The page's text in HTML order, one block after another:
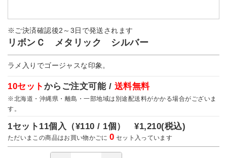
※ご決済確認後2～3日で発送されます
リボンＣ メタリック シルバー
ラメ入りでゴージャスな印象。
10セット からご注文可能 / 送料無料
※北海道・沖縄県・離島・一部地域は別途配送料がかかる場合がございま
す。
1セット11個入（¥110 / 1個）¥1,210(税込)
ただいまこの商品はお買い物かごに0 セット入っています